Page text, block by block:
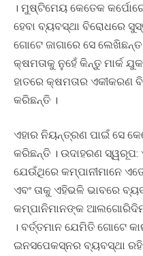
। ମୁଷ୍ଟିମେୟ କେତେକ
ହେବା ବ୍ୟବସ୍ଥା ବିରୋଧରେ
ଗୋଟେ ଜାଗାରେ ସେ
କ୍ଷମତାକୁ ନୁହେଁ କିନ୍ତୁ ମାର୍କ
ହାତରେ କ୍ଷମତାର
କରିଛନ୍ତି ।
ଏହାର ନିୟନ୍ତ୍ରଣ ପାଇଁ ସେ
କରିଛନ୍ତି । ଉଦାହରଣ ସ୍ୱରୂପ:
ଯେଉଁଥିରେ କମ୍ପାନୀମାନେ
ଏବଂ ତାକୁ ଏହିଭଳି ଭାବରେ
କମ୍ପାନିମାନଙ୍କ
। ବର୍ତ୍ତମାନ ଯେମିତି ଗୋଟେ
ଇନସପେକସ୍ନର ବ୍ୟବସ୍ଥା